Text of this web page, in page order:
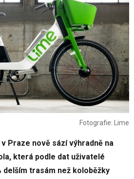
Fotografie: Lime
Praze nově sází výhradně na
která podle dat uživatelé
delším trasám než koloběžky